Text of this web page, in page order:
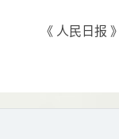
《 人民日报 》